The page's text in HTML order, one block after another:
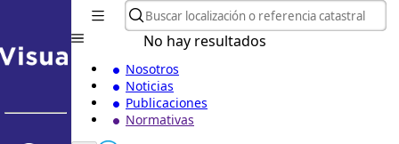
No hay resultados
Nosotros
Noticias
Publicaciones
Normativas